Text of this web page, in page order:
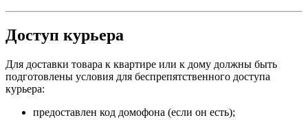
Доступ курьера
Для доставки товара к квартире или к дому должны быть
подготовлены условия для беспрепятственного доступа
курьера:
предоставлен код домофона (если он есть);